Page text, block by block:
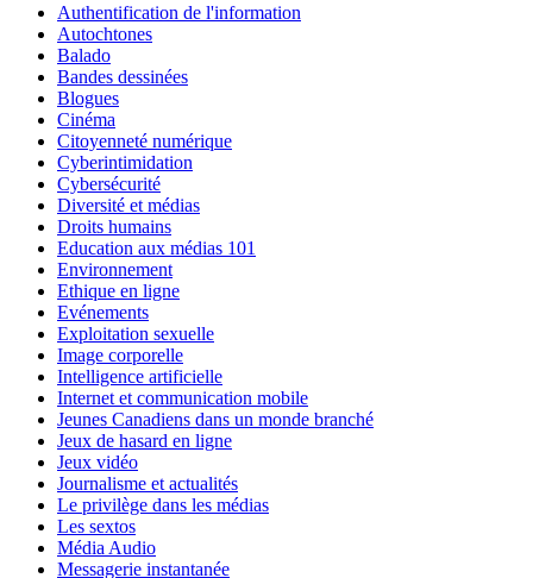
Authentification de l'information
Autochtones
Balado
Bandes dessinées
Blogues
Cinéma
Citoyenneté numérique
Cyberintimidation
Cybersécurité
Diversité et médias
Droits humains
Education aux médias 101
Environnement
Ethique en ligne
Evénements
Exploitation sexuelle
Image corporelle
Intelligence artificielle
Internet et communication mobile
Jeunes Canadiens dans un monde branché
Jeux de hasard en ligne
Jeux vidéo
Journalisme et actualités
Le privilège dans les médias
Les sextos
Média Audio
Messagerie instantanée